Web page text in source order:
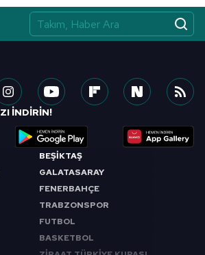
BEŞİKTAŞ
GALATASARAY
FENERBAHÇE
TRABZONSPOR
FUTBOL
BASKETBOL
İNDİRİN!